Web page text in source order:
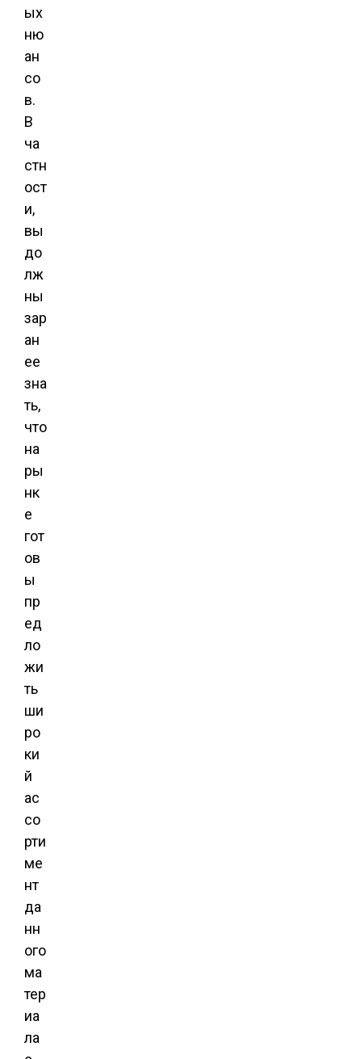
ых
ню
ан
со
в.
В
ча
стн
ост
и,
вы
до
лж
ны
зар
ан
ее
зна
ть,
что
на
ры
нк
е
гот
ов
ы
пр
ед
ло
жи
ть
ши
ро
ки
й
ас
со
рти
ме
нт
да
нн
ого
ма
тер
иа
ла